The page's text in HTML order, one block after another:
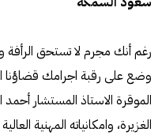
رغم أنك مجرم لا تستحق الرأفة
وضع على رقبة اجرامك قضاؤنا
الموقرة الاستاذ المستشار أحمد
الغزيرة، وامكانياته المهنية